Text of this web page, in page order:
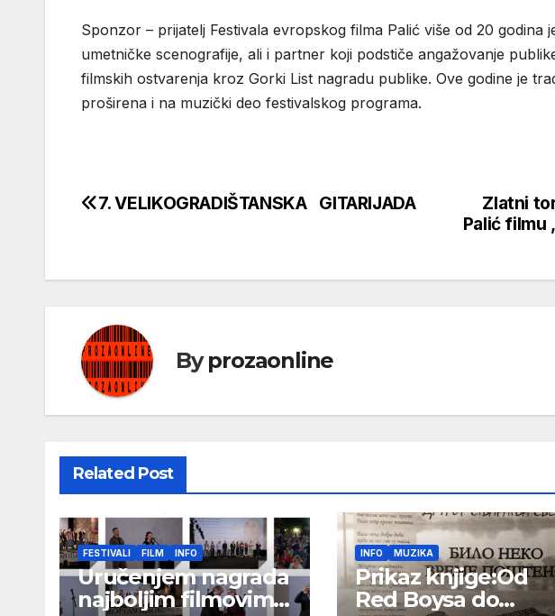
Sponzor – prijatelj Festivala evropskog filma Palić više od 20 godina
umetničke scenografije, ali i partner koji podstiče angažovanje
filmskih ostvarenja kroz Gorki List nagradu publike. Ove godine je
proširena i na muzički deo festivalskog programa.
Кретање
Zlatni
Palić filmu
7. VELIKOGRADIŠTANSKA GITARIJADA
Byprozaonline
Related Post
FESTIVALI FILM INFO
Uručenjem nagrada
najboljim filmovima
INFO MUZIKA
Prikaz knjige:Od
Red Boysa do